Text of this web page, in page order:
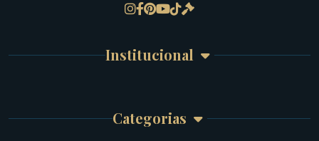
Institucional
Meus Pedidos
Carrinho de Compra
Atendimento
Categorias
Gregas
Byzantinas
Bíblicas
Ouro